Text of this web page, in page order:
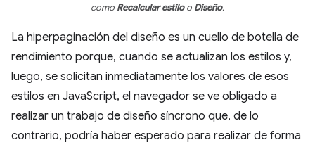
como Recalcular estiloo Diseño.
La hiperpaginación del diseño es un cuello de botella de
rendimiento porque, cuando se actualizan los estilos y,
luego, se solicitan inmediatamente los valores de esos
estilos en JavaScript, el navegador se ve obligado a
realizar un trabajo de diseño síncrono que, de lo
contrario, podría haber esperado para realizar de forma